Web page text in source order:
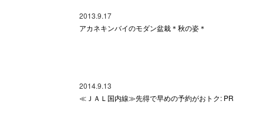
2013.9.17
アカネキンバイのモダン盆栽＊秋の姿＊
2014.9.13
≪ＪＡＬ国内線≫先得で早めの予約がおトク: PR